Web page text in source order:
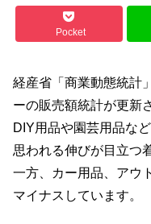
Pocket
経産省「商業動態統計
ーの販売額統計が更新
DIY用品や園芸用品な
思われる伸びが目立つ
一方、カー用品、アウ
マイナスしています。